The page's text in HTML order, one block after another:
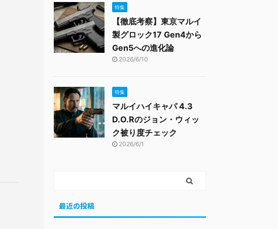
特集
【徹底考察】東京マルイ
製グロック17 Gen4から
Gen5への進化論
2026/6/10
特集
マルイハイキャパ 4.3
D.O.Rのジョン・ウィッ
ク被り度チェック
2026/6/1
最近の投稿